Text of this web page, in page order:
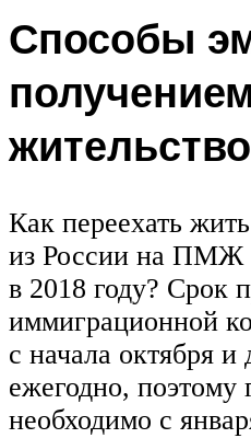
Способы
жительство
Как переехать
из России на ПМЖ
в 2018 году? Срок
иммиграционной
с начала октября и
ежегодно, поэтому
необходимо с